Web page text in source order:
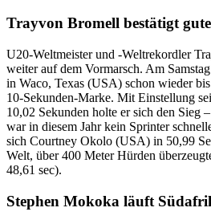
Trayvon Bromell bestätigt
U20-Weltmeister und -Weltrekordler
weiter auf dem Vormarsch. Am
in Waco, Texas (USA) schon wieder
10-Sekunden-Marke. Mit Einstellung
10,02 Sekunden holte er sich den Sieg
war in diesem Jahr kein Sprinter
sich Courtney Okolo (USA) in 50,99
Welt, über 400 Meter Hürden
48,61 sec).
Stephen Mokoka läuft